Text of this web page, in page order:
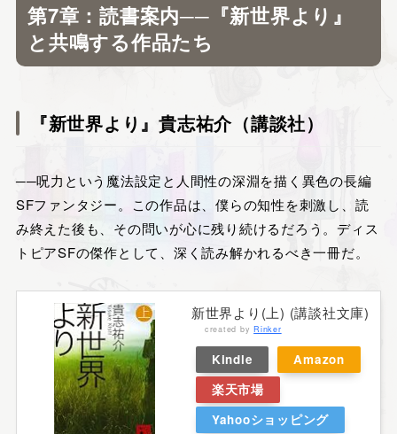
第7章：読書案内──『新世界より』
と共鳴する作品たち
『新世界より』貴志祐介（講談社）
──呪力という魔法設定と人間性の深淵を描く異色の長編
SFファンタジー。この作品は、僕らの知性を刺激し、読
み終えた後も、その問いが心に残り続けるだろう。ディス
トピアSFの傑作として、深く読み解かれるべき一冊だ。
新世界より(上) (講談社文庫)
created byRinker
Kindle
Amazon
楽天市場
Yahooショッピング